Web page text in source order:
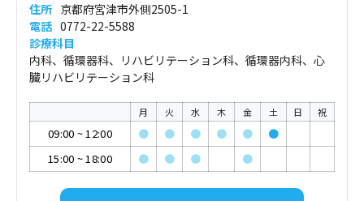
住所 京都府宮津市外側2505-1
電話 0772-22-5588
診療科目
内科、循環器科、リハビリテーション科、循環器内科、心
臓リハビリテーション科
月 火 水 木 金 土 日 祝
09:00 ~12:00 ● ● ● ● ●
●
15:00 ~18:00 ● ● ● ●